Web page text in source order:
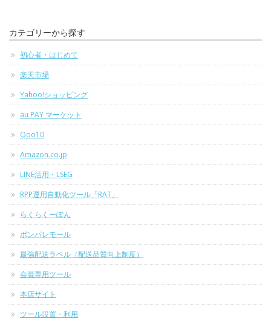
カテゴリーから探す
初心者・はじめて
楽天市場
Yahoo!ショッピング
au PAY マーケット
Qoo10
Amazon.co.jp
LINE活用・LSEG
RPP運用自動化ツール「RAT」
らくらくーぽん
ポンパレモール
最強配送ラベル（配送品質向上制度）
会員専用ツール
本店サイト
ツール設置・利用